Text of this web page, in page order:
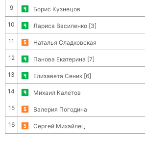
9 Борис Кузнецов
10 Лариса Василенко [3]
11 Наталья Сладковская
12 Панова Екатерина [7]
13 Елизавета Сеник [6]
14 Михаил Калетов
15 Валерия Погодина
16 Сергей Михайлец